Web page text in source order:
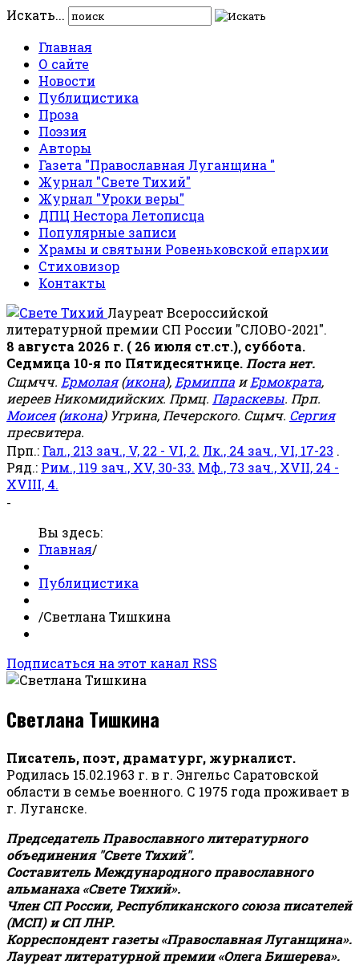
Искать...
Главная
О сайте
Новости
Публицистика
Проза
Поэзия
Авторы
Газета "Православная Луганщина "
Журнал "Свете Тихий"
Журнал "Уроки веры"
ДПЦ Нестора Летописца
Популярные записи
Храмы и святыни Ровеньковской епархии
Стиховизор
Контакты
Лауреат Всероссийской
литературной премии СП России "СЛОВО-2021".
8 августа 2026 г. ( 26 июля ст.ст.), суббота.
Седмица 10-я по Пятидесятнице. Поста нет.
Сщмчч. Ермолая(икона), Ермиппа иЕрмократа,
иереев Никомидийских. Прмц. Параскевы. Прп.
Моисея(икона) Угрина, Печерского. Сщмч. Сергия
пресвитера.
Прп.: Гал., 213 зач., V, 22 - VI, 2. Лк., 24 зач., VI, 17-23 .
Ряд.: Рим., 119 зач., XV, 30-33. Мф., 73 зач., XVII, 24 -
XVIII, 4.
-
Вы здесь:
Главная/
Публицистика
/Светлана Тишкина
Подписаться на этот канал RSS
Светлана Тишкина
Писатель, поэт, драматург, журналист.
Родилась 15.02.1963 г. в г. Энгельс Саратовской
области в семье военного. С 1975 года проживает в
г. Луганске.
Председатель Православного литературного
объединения "Свете Тихий".
Составитель Международного православного
альманаха «Свете Тихий».
Член СП России, Республиканского союза писателей
(МСП) и СП ЛНР.
Корреспондент газеты «Православная Луганщина».
Лауреат литературной премии «Олега Бишерева».